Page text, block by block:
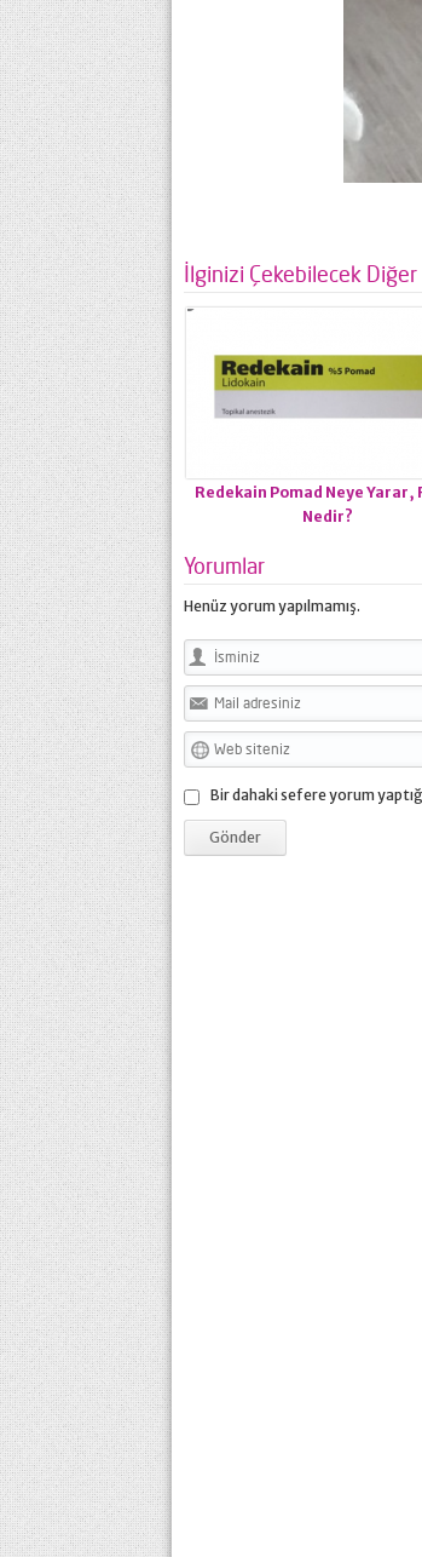
İlginizi Çekebilecek
Redekain Pomad Neye Yarar,
Nedir?
Yorumlar
Henüz yorum yapılmamış.
Bir dahaki sefere yorum